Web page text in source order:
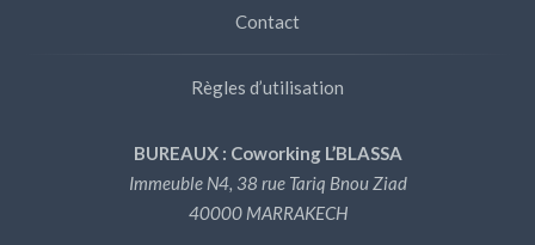
Contact
Règles d’utilisation
BUREAUX : Coworking L’BLASSA
Immeuble N4, 38 rue Tariq Bnou Ziad
40000 MARRAKECH